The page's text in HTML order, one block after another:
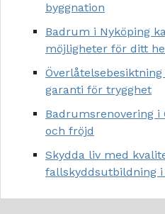
byggnation
Badrum i Nyköping
möjligheter för ditt
garanti för trygghet
Badrumsrenovering
och fröjd
Skydda liv med
fallskyddsutbildning